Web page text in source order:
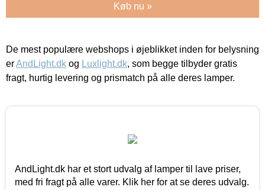
Køb nu »
De mest populære webshops i øjeblikket inden for belysning
erAndLight.dk og Luxlight.dk, som begge tilbyder gratis
fragt, hurtig levering og prismatch på alle deres lamper.
AndLight.dk har et stort udvalg af lamper til lave priser,
med fri fragt på alle varer. Klik her for at se deres udvalg.